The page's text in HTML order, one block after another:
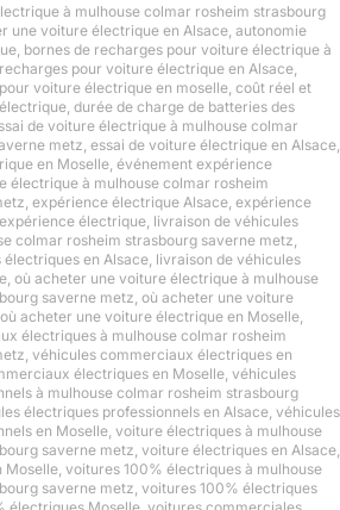
à mulhouse colmar rosheim strasbourg
une voiture électrique en Alsace autonomie
bornes de recharges pour voiture électrique à
pour voiture électrique en Alsace
voiture électrique en moselle coût réel et
durée de charge de batteries des
de voiture électrique à mulhouse colmar
metz essai de voiture électrique en Alsace
en Moselle événement expérience
électrique à mulhouse colmar rosheim
expérience électrique Alsace expérience
électrique livraison de véhicules
colmar rosheim strasbourg saverne metz
en Alsace livraison de véhicules
où acheter une voiture électrique à mulhouse
saverne metz où acheter une voiture
où acheter une voiture électrique en Moselle
électriques à mulhouse colmar rosheim
véhicules commerciaux électriques en
électriques en Moselle véhicules
à mulhouse colmar rosheim strasbourg
électriques professionnels en Alsace véhicules
en Moselle voiture électriques à mulhouse
saverne metz voiture électriques en Alsace
Moselle voitures 100% électriques à mulhouse
saverne metz voitures 100% électriques